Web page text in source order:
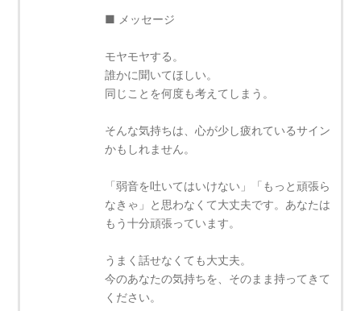
■ メッセージ
モヤモヤする。
誰かに聞いてほしい。
同じことを何度も考えてしまう。
そんな気持ちは、心が少し疲れているサイン
かもしれません。
「弱音を吐いてはいけない」「もっと頑張ら
なきゃ」と思わなくて大丈夫です。あなたは
もう十分頑張っています。
うまく話せなくても大丈夫。
今のあなたの気持ちを、そのまま持ってきて
ください。